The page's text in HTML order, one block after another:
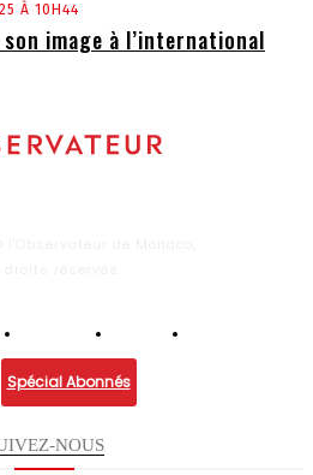
À 10H44
image à l’international
Spécial Abonnés
NOUS